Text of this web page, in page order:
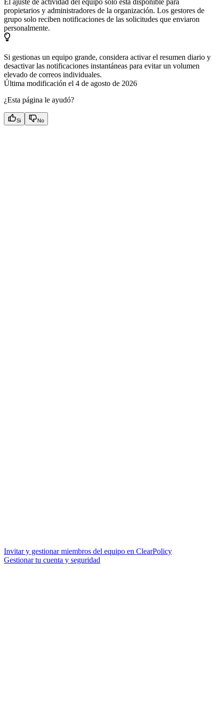
propietarios y administradores de la organización. Los gestores de
grupo solo reciben notificaciones de las solicitudes que enviaron
personalmente.
Si gestionas un equipo grande, considera activar el resumen diario y
desactivar las notificaciones instantáneas para evitar un volumen
elevado de correos individuales.
Última modificación el 4 de agosto de 2026
¿Esta página le ayudó?
Si No
Invitar y gestionar miembros del equipo en ClearPolicy
Gestionar tu cuenta y seguridad